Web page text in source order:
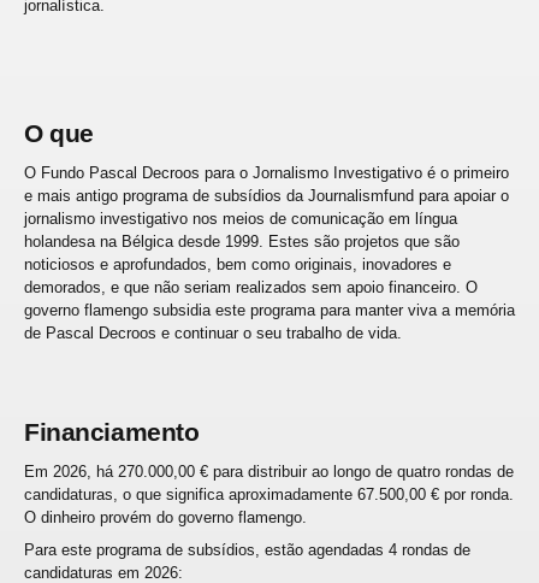
jornalística.
O que
O Fundo Pascal Decroos para o Jornalismo Investigativo é o primeiro
e mais antigo programa de subsídios da Journalismfund para apoiar o
jornalismo investigativo nos meios de comunicação em língua
holandesa na Bélgica desde 1999. Estes são projetos que são
noticiosos e aprofundados, bem como originais, inovadores e
demorados, e que não seriam realizados sem apoio financeiro. O
governo flamengo subsidia este programa para manter viva a memória
de Pascal Decroos e continuar o seu trabalho de vida.
Financiamento
Em 2026, há 270.000,00 € para distribuir ao longo de quatro rondas de
candidaturas, o que significa aproximadamente 67.500,00 € por ronda.
O dinheiro provém do governo flamengo.
Para este programa de subsídios, estão agendadas 4 rondas de
candidaturas em 2026: